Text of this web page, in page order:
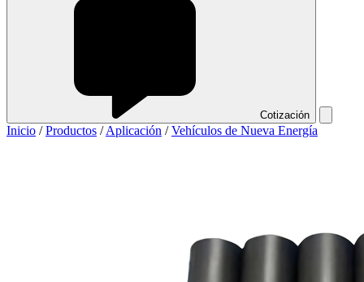
Cotización
Inicio /Productos /Aplicación /Vehículos de Nueva Energía